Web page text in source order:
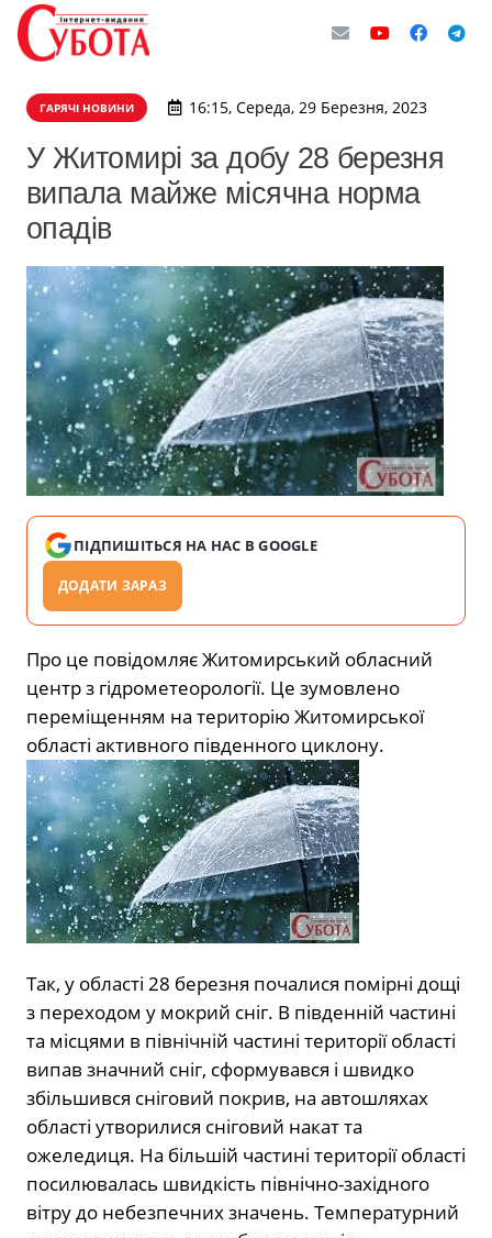
ГАРЯЧІ НОВИНИ 16:15, Середа, 29 Березня, 2023
У Житомирі за добу 28 березня
випала майже місячна норма
опадів
ПІДПИШІТЬСЯ НА НАС В GOOGLE
ДОДАТИ ЗАРАЗ
Про це повідомляє Житомирський обласний
центр з гідрометеорології. Це зумовлено
переміщенням на територію Житомирської
області активного південного циклону.
Так, у області 28 березня почалися помірні дощі
з переходом у мокрий сніг. В південній частині
та місцями в північній частині території області
випав значний сніг, сформувався і швидко
збільшився сніговий покрив, на автошляхах
області утворилися сніговий накат та
ожеледиця. На більшій частині території області
посилювалась швидкість північно-західного
вітру до небезпечних значень. Температурний